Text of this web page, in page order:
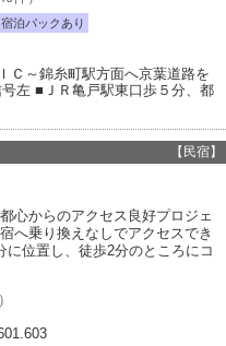
泊パックあり
Ｃ～錦糸町駅方面へ京葉道路を
左 ■ＪＲ亀戸駅東口歩５分、都
【民宿】
心からのアクセス良好プロジェ
乗り換えなしでアクセスでき
に位置し、徒歩2分のところにコ